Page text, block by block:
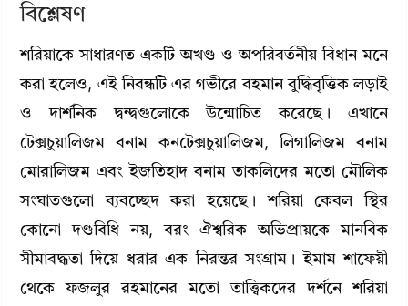
বিশ্লেষণ
শরিয়াকে সাধারণত একটি অখণ্ড ও অপরিবর্তনীয় বিধান মনে
করা হলেও, এই নিবন্ধটি এর গভীরে বহমান বুদ্ধিবৃত্তিক লড়াই
ও দার্শনিক দ্বন্দ্বগুলোকে উন্মোচিত করেছে। এখানে
টেক্সচুয়ালিজম বনাম কনটেক্সচুয়ালিজম, লিগালিজম বনাম
মোরালিজম এবং ইজতিহাদ বনাম তাকলিদের মতো মৌলিক
সংঘাতগুলো ব্যবচ্ছেদ করা হয়েছে। শরিয়া কেবল স্থির
কোনো দণ্ডবিধি নয়, বরং ঐশ্বরিক অভিপ্রায়কে মানবিক
সীমাবদ্ধতা দিয়ে ধরার এক নিরন্তর সংগ্রাম। ইমাম শাফেয়ী
থেকে ফজলুর রহমানের মতো তাত্ত্বিকদের দর্শনে শরিয়া